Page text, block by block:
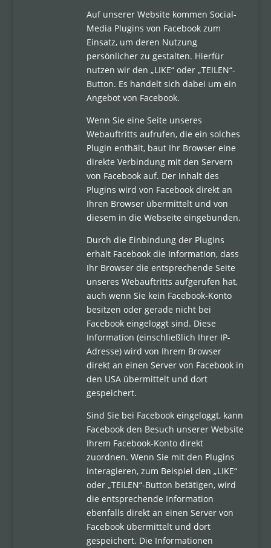
Auf unserer Website kommen Social-
Media Plugins von Facebook zum
Einsatz, um deren Nutzung
persönlicher zu gestalten. Hierfür
nutzen wir den „LIKE“ oder „TEILEN“-
Button. Es handelt sich dabei um ein
Angebot von Facebook.
Wenn Sie eine Seite unseres
Webauftritts aufrufen, die ein solches
Plugin enthält, baut Ihr Browser eine
direkte Verbindung mit den Servern
von Facebook auf. Der Inhalt des
Plugins wird von Facebook direkt an
Ihren Browser übermittelt und von
diesem in die Webseite eingebunden.
Durch die Einbindung der Plugins
erhält Facebook die Information, dass
Ihr Browser die entsprechende Seite
unseres Webauftritts aufgerufen hat,
auch wenn Sie kein Facebook-Konto
besitzen oder gerade nicht bei
Facebook eingeloggt sind. Diese
Information (einschließlich Ihrer IP-
Adresse) wird von Ihrem Browser
direkt an einen Server von Facebook in
den USA übermittelt und dort
gespeichert.
Sind Sie bei Facebook eingeloggt, kann
Facebook den Besuch unserer Website
Ihrem Facebook-Konto direkt
zuordnen. Wenn Sie mit den Plugins
interagieren, zum Beispiel den „LIKE“
oder „TEILEN“-Button betätigen, wird
die entsprechende Information
ebenfalls direkt an einen Server von
Facebook übermittelt und dort
gespeichert. Die Informationen